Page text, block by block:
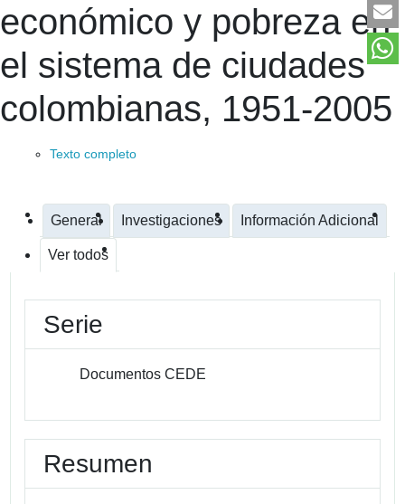
económico y pobreza en
el sistema de ciudades
colombianas, 1951-2005
Texto completo
General Investigaciones Información Adicional
Ver todos
Serie
Documentos CEDE
Resumen